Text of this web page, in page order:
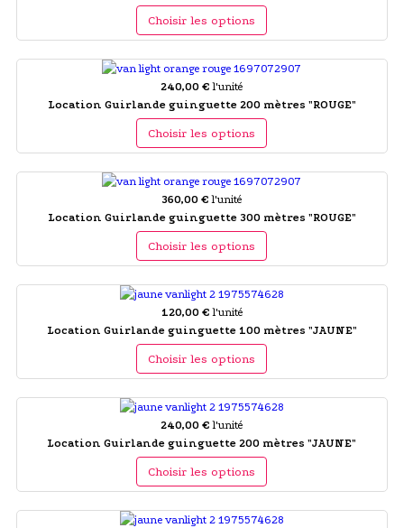
Choisir les options
240,00 € l'unité
Location Guirlande guinguette 200 mètres "ROUGE"
Choisir les options
360,00 € l'unité
Location Guirlande guinguette 300 mètres "ROUGE"
Choisir les options
120,00 € l'unité
Location Guirlande guinguette 100 mètres "JAUNE"
Choisir les options
240,00 € l'unité
Location Guirlande guinguette 200 mètres "JAUNE"
Choisir les options